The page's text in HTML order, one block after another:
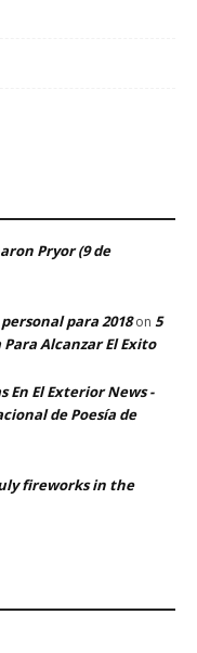
Pryor (9 de
para 2018on 5
Para Alcanzar El Exito
En El Exterior News -
de Poesía de
fireworks in the